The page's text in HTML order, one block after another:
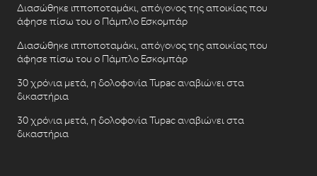
Διασώθηκε ιπποποταμάκι, απόγονος της αποικίας που
άφησε πίσω του ο Πάμπλο Εσκομπάρ
Διασώθηκε ιπποποταμάκι, απόγονος της αποικίας που
άφησε πίσω του ο Πάμπλο Εσκομπάρ
30 χρόνια μετά, η δολοφονία Tupac αναβιώνει στα
δικαστήρια
30 χρόνια μετά, η δολοφονία Tupac αναβιώνει στα
δικαστήρια